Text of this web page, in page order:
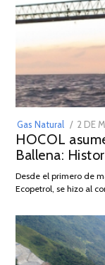
Gas Natural
ON
2 DE
HOCOL
Ballena:
Desde el primero de
Ecopetrol, se hizo al